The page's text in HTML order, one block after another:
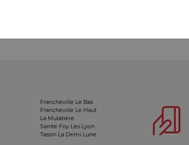
Francheville Le Bas
Francheville Le Haut
La Mulatière
Sainte Foy Les Lyon
Tassin La Demi Lune